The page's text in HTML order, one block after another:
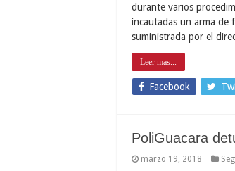
durante varios
incautadas un arma de
suministrada por el
Leer mas...
Facebook
PoliGuacara
marzo 19, 2018